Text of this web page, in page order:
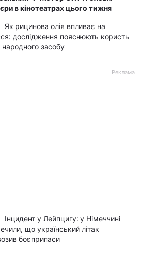
в кінотеатрах цього тижня
Як рицинова олія впливає на
дослідження пояснюють користь
народного засобу
Реклама
Інцидент у Лейпцигу: у Німеччині
що український літак
боєприпаси